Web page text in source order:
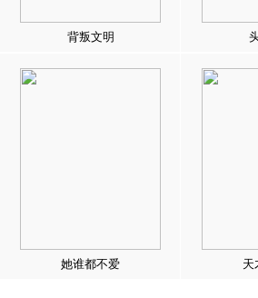
背叛文明
她谁都不爱 天